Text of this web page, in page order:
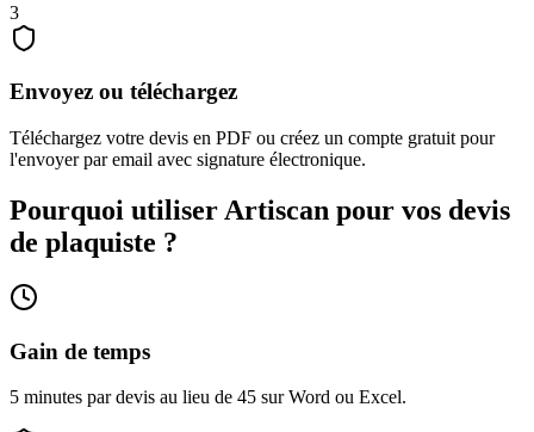
3
Envoyez ou téléchargez
Téléchargez votre devis en PDF ou créez un compte gratuit pour
l'envoyer par email avec signature électronique.
Pourquoi utiliser Artiscan pour vos devis
de plaquiste ?
Gain de temps
5 minutes par devis au lieu de 45 sur Word ou Excel.